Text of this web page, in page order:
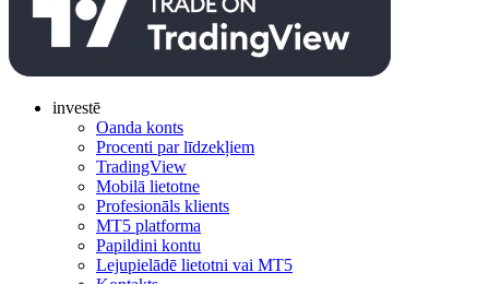
investē
Oanda konts
Procenti par līdzekļiem
TradingView
Mobilā lietotne
Profesionāls klients
MT5 platforma
Papildini kontu
Lejupielādē lietotni vai MT5